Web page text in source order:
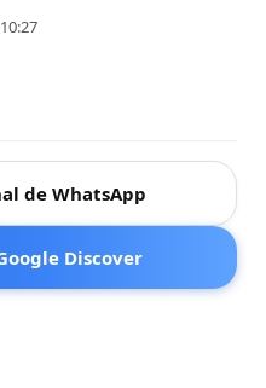
de WhatsApp
Discover